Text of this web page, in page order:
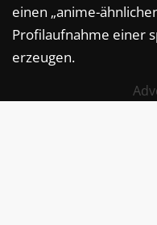
einen „anime-
Profilaufnahme einer
erzeugen.